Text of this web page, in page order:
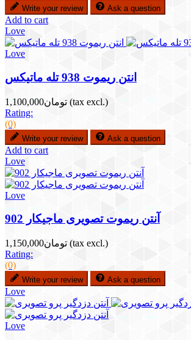
Write your review Ask a question
Add to cart
Love
Love
انتن ریموت 938 تله ماتیکس
تومان1,100,000 (tax excl.)
Rating:
(0)
Write your review Ask a question
Add to cart
Love
Love
آنتن ریموت تصویری ماجیکار 902
تومان1,150,000 (tax excl.)
Rating:
(0)
Write your review Ask a question
Love
Love